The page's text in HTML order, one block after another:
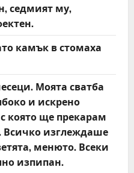
седмият му,
камък в стомаха
Моята сватба
и искрено
която ще прекарам
Всичко изглеждаше
менюто. Всеки
изпипан.